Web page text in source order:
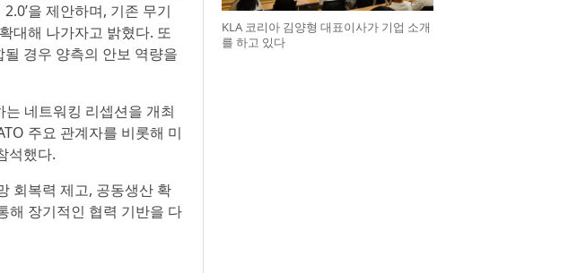
을 제안하며, 기존 무기
대해 나가자고 밝혔다. 또
경우 양측의 안보 역량을
네트워킹 리셉션을 개최
주요 관계자를 비롯해 미
석했다.
회복력 제고, 공동생산 확
해 장기적인 협력 기반을 다
KLA 코리아 김양형 대표이사가 기업 소개
를 하고 있다